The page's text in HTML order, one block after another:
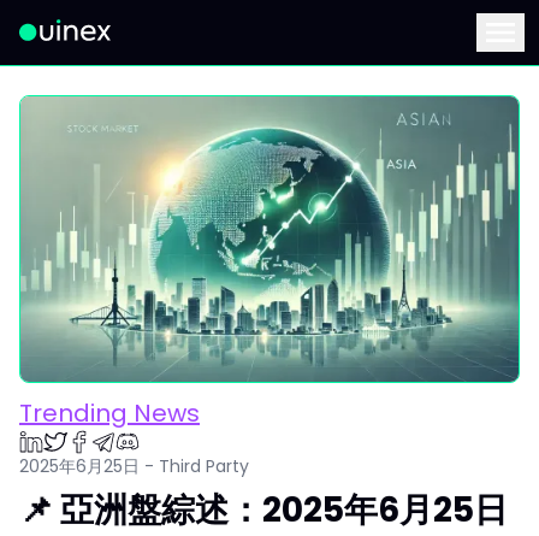
Trending News
2025年6月25日 - Third Party
📌 亞洲盤綜述：2025年6月25日